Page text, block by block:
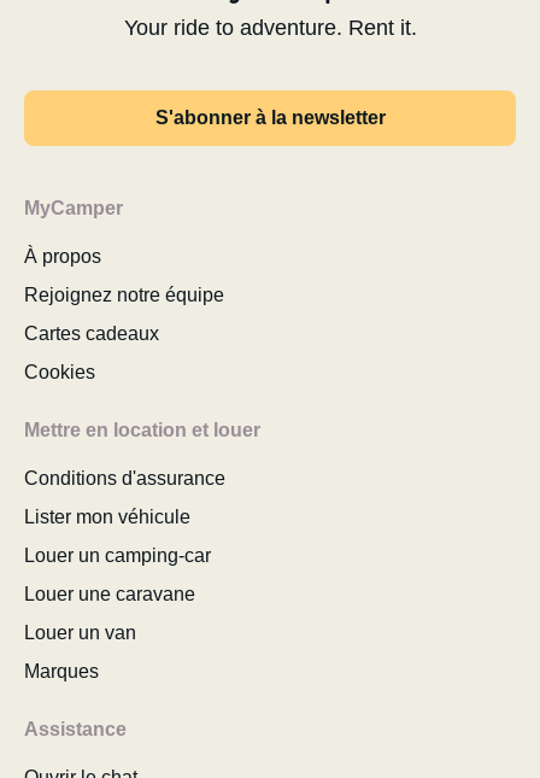
Your ride to adventure. Rent it.
S'abonner à la newsletter
MyCamper
À propos
Rejoignez notre équipe
Cartes cadeaux
Cookies
Mettre en location et louer
Conditions d'assurance
Lister mon véhicule
Louer un camping-car
Louer une caravane
Louer un van
Marques
Assistance